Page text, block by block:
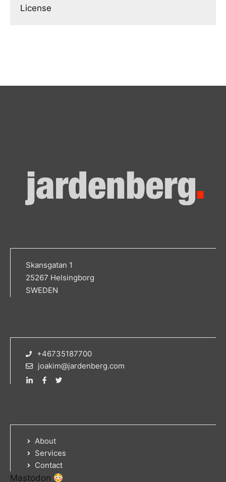
License
Skansgatan 1
25267 Helsingborg
SWEDEN
+46735187700
joakim@jardenberg.com
About
Services
Contact
Mastodon